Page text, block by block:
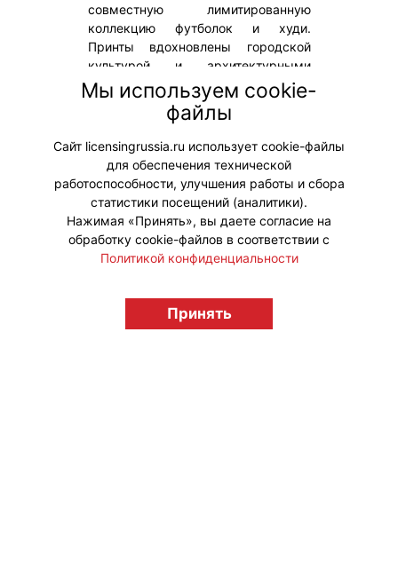
совместную лимитированную
коллекцию футболок и худи.
Принты вдохновлены городской
культурой и архитектурными
символами столицы: от делового
центра «Москва-Сити» до дома
«Наркомфина» и жилых высоток на
Арбате.
#Коллаборации
licensingrussia.ru, 2009-2026 12+
Мы используем cookie-
файлы
Сайт licensingrussia.ru использует cookie-файлы
для обеспечения технической
работоспособности, улучшения работы и сбора
статистики посещений (аналитики).
Нажимая «Принять», вы даете согласие на
обработку cookie-файлов в соответствии с
Политикой конфиденциальности
Принять